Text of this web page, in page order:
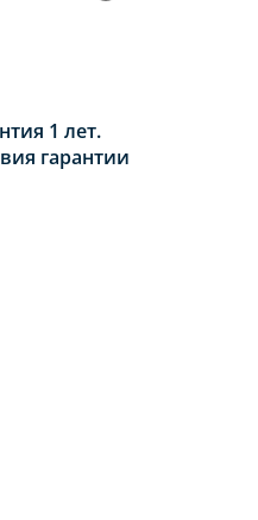
1 лет.
гарантии